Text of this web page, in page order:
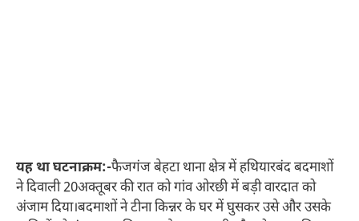
यह था घटनाक्रम:-फैजगंज बेहटा थाना क्षेत्र में हथियारबंद बदमाशों
ने दिवाली 20अक्तूबर की रात को गांव ओरछी में बड़ी वारदात को
अंजाम दिया।बदमाशों ने टीना किन्नर के घर में घुसकर उसे और उसके